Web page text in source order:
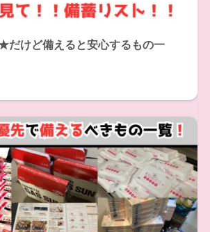
だけど備えると安心するもの一